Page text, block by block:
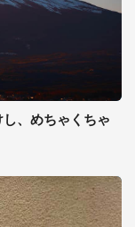
し、めちゃくちゃ